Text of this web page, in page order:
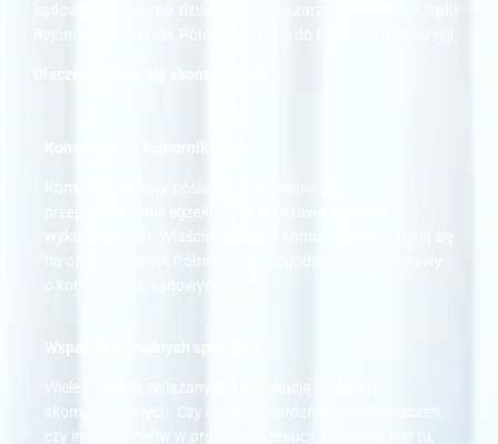
Komornik sądowy posiada uprawnienia do
przeprowadzania egzekucji na podstawie tytułów
wykonawczych. Właściwości tego komornika rozciągają się
na obszar Gdańsk Północ, co jest zgodne z art. 10 ustawy
o komornikach sądowych.
Wsparcie w trudnych sprawach
Wiele z kwestii związanych z egzekucją może być
skomplikowanych. Czy chodzi o opróżnienie pomieszczeń,
czy innych kroków w procesie egzekucji, komornik jest tu,